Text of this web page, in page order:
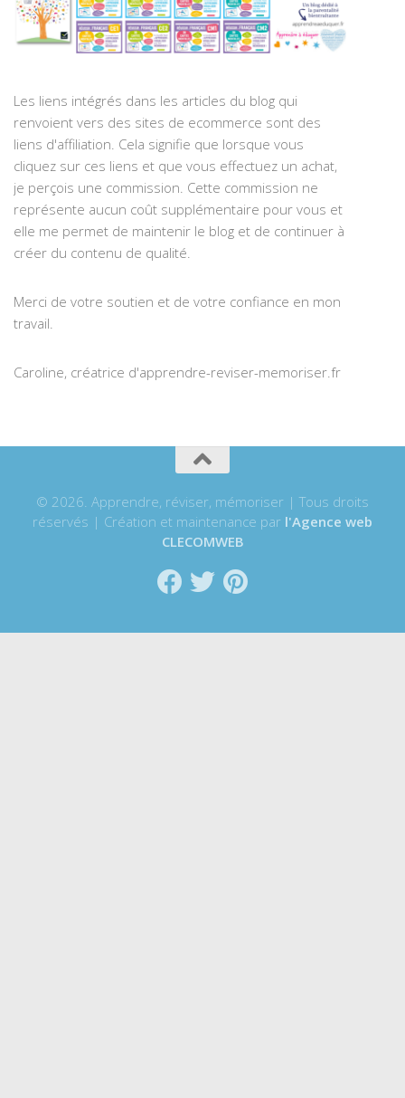
Les liens intégrés dans les articles du blog qui
renvoient vers des sites de ecommerce sont des
liens d'affiliation. Cela signifie que lorsque vous
cliquez sur ces liens et que vous effectuez un achat,
je perçois une commission. Cette commission ne
représente aucun coût supplémentaire pour vous et
elle me permet de maintenir le blog et de continuer à
créer du contenu de qualité.
Merci de votre soutien et de votre confiance en mon
travail.
Caroline, créatrice d'apprendre-reviser-memoriser.fr
© 2026. Apprendre, réviser, mémoriser | Tous droits
réservés | Création et maintenance par l'Agence web
CLECOMWEB